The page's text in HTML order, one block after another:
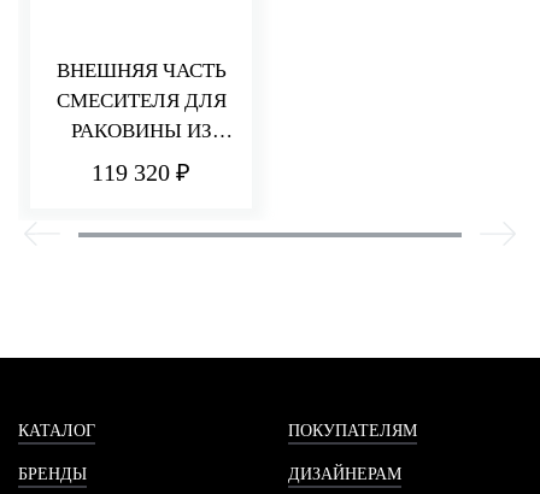
ВНЕШНЯЯ ЧАСТЬ
СМЕСИТЕЛЯ ДЛЯ
РАКОВИНЫ ИЗ
СТЕНЫ 110 ММ
119 320 ₽
КАТАЛОГ
БРЕНДЫ
ПОКУПАТЕЛЯМ
ДИЗАЙНЕРАМ